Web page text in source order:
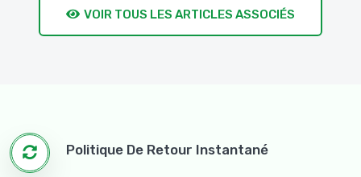
VOIR TOUS LES ARTICLES ASSOCIÉS
Politique De Retour Instantané